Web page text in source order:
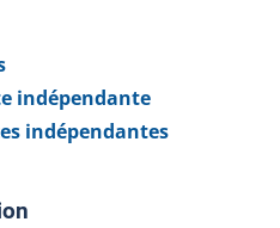
indépendante
indépendantes